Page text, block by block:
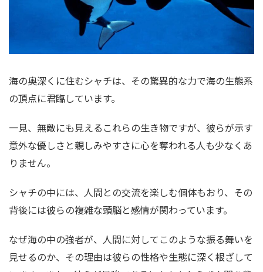
海の奥深くに住むシャチは、その驚異的な力で海の生態系
の頂点に君臨しています。
一見、無敵にも見えるこれらの生き物ですが、彼らが示す
意外な優しさと親しみやすさに心を奪われる人も少なくあ
りません。
シャチの中には、人間との交流を楽しむ個体もおり、その
背後には彼らの複雑な頭脳と感情が関わっています。
なぜ海の中の強者が、人間に対してこのような振る舞いを
見せるのか、その理由は彼らの性格や生態に深く根ざして